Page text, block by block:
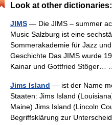
Look at other dictionaries:
JIMS — Die JIMS – summer
Music Salzburg ist eine
Sommerakademie für Jazz
Geschichte Das JIMS wurde
Kainar und Gottfried
Jims Island — ist der Name
Staaten: Jims Island
Maine) Jims Island (Lincoln
Begriffsklärung zur